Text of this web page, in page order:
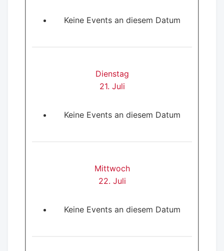
Keine Events an diesem Datum
Dienstag
21. Juli
Keine Events an diesem Datum
Mittwoch
22. Juli
Keine Events an diesem Datum